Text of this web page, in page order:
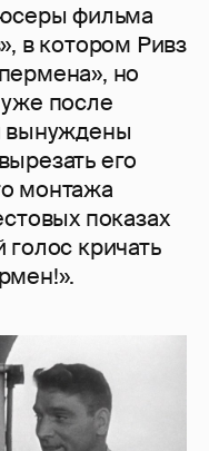
фильма
в котором Ривз
но
после
вынуждены
его
монтажа
показах
кричать